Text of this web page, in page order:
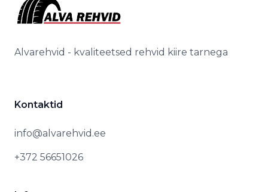
Alvarehvid - kvaliteetsed rehvid kiire tarnega
Kontaktid
info@alvarehvid.ee
+372 56651026